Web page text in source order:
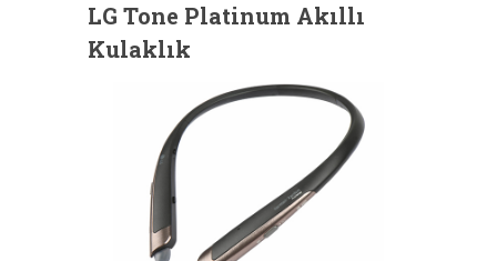
LG Tone Platinum Akıllı
Kulaklık